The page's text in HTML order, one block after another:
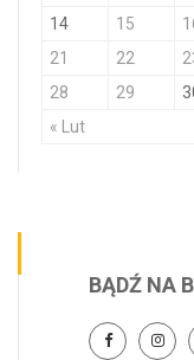
« Lut
14
15
21
22
28
29
BĄDŹ NA